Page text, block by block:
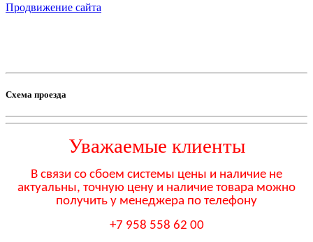
Продвижение сайта
Схема проезда
Уважаемые клиенты
В связи со сбоем системы цены и наличие не
актуальны, точную цену и наличие товара можно
получить у менеджера по телефону
+7 958 558 62 00